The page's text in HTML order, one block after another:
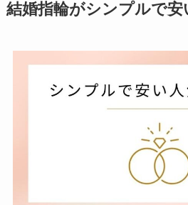
結婚指輪がシンプルで安